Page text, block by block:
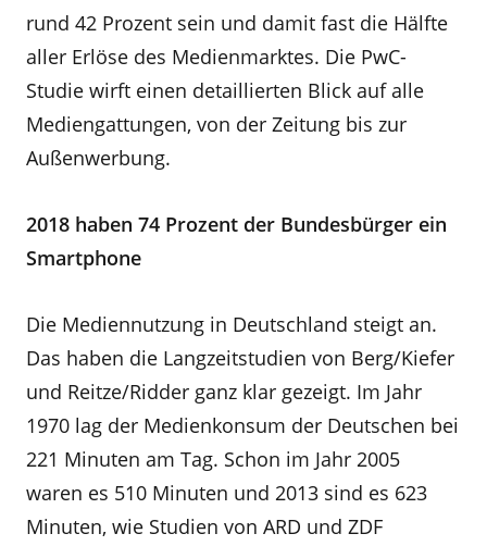
rund 42 Prozent sein und damit fast die Hälfte
aller Erlöse des Medienmarktes. Die PwC-
Studie wirft einen detaillierten Blick auf alle
Mediengattungen, von der Zeitung bis zur
Außenwerbung.
2018 haben 74 Prozent der Bundesbürger ein
Smartphone
Die Mediennutzung in Deutschland steigt an.
Das haben die Langzeitstudien von Berg/Kiefer
und Reitze/Ridder ganz klar gezeigt. Im Jahr
1970 lag der Medienkonsum der Deutschen bei
221 Minuten am Tag. Schon im Jahr 2005
waren es 510 Minuten und 2013 sind es 623
Minuten, wie Studien von ARD und ZDF